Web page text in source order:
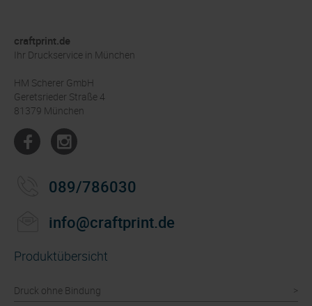
craftprint.de
Ihr Druckservice in München
HM Scherer GmbH
Geretsrieder Straße 4
81379 München
089/786030
info@craftprint.de
Produktübersicht
Druck ohne Bindung